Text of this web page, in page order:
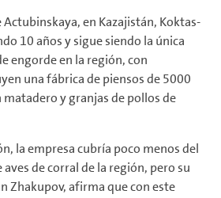
en Kazajistán, Koktas-
10 años y sigue siendo la única
engorde en la región, con
una fábrica de piensos de 5000
y granjas de pollos de
la empresa cubría poco menos del
aves de corral de la región, pero su
Zhakupov, afirma que con este